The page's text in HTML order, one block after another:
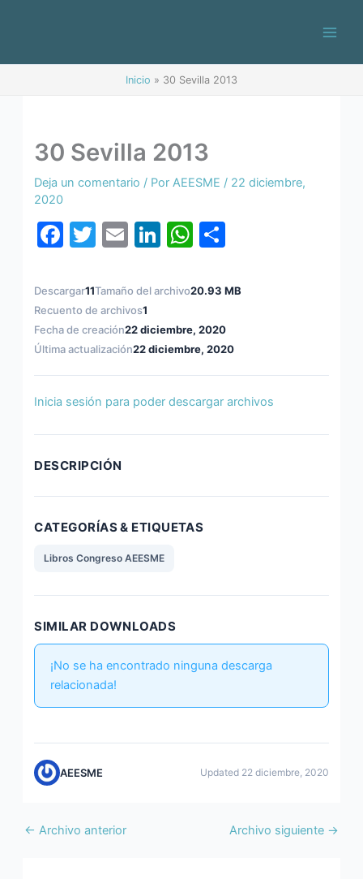
Inicio 30 Sevilla 2013
30 Sevilla 2013
Deja un comentario / PorAEESME / 22 diciembre,
2020
F
c
e
b
o
k
T
itt
er
E
ai
l
Li
k
dI
n
W
at
A
p
m
ar
tir
Descargar11Tamaño del archivo20.93 MB
Recuento de archivos1
Fecha de creación22 diciembre, 2020
Última actualización22 diciembre, 2020
Inicia sesión para poder descargar archivos
DESCRIPCIÓN
CATEGORÍAS & ETIQUETAS
Libros Congreso AEESME
SIMILAR DOWNLOADS
¡No se ha encontrado ninguna descarga
relacionada!
AEESME Updated 22 diciembre, 2020
← Archivo anterior Archivo siguiente →